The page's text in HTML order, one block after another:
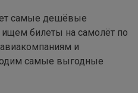
самые дешёвые
билеты на самолёт по
и
самые выгодные